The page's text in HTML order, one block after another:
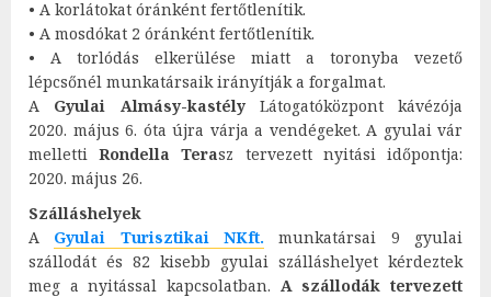
• A korlátokat óránként fertőtlenítik.
• A mosdókat 2 óránként fertőtlenítik.
• A torlódás elkerülése miatt a toronyba vezető
lépcsőnél munkatársaik irányítják a forgalmat.
A Gyulai Almásy-kastélyLátogatóközpont kávézója
2020. május 6. óta újra várja a vendégeket. A gyulai vár
mellettiRondella Terasz tervezett nyitási időpontja:
2020. május 26.
Szálláshelyek
A Gyulai Turisztikai NKft. munkatársai 9 gyulai
szállodát és 82 kisebb gyulai szálláshelyet kérdeztek
meg a nyitással kapcsolatban. A szállodák tervezett